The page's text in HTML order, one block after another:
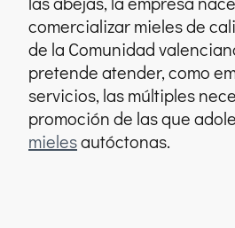
comercializar mieles de
de la Comunidad
pretende atender, como
servicios, las múltiples
promoción de las que
mielesautóctonas.